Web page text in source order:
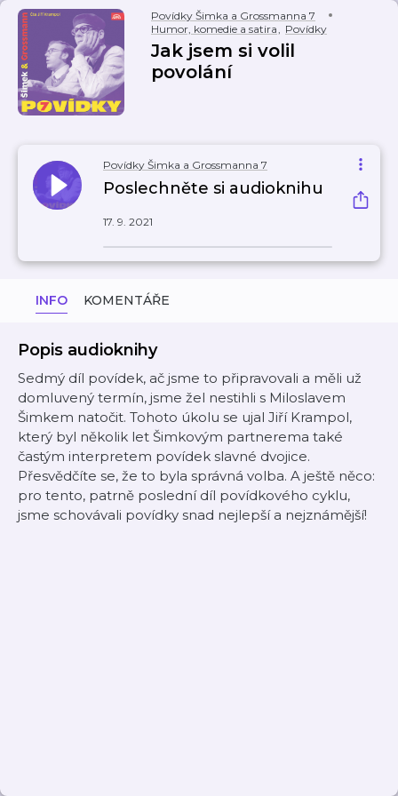
Povídky Šimka a Grossmanna 7
Humor, komedie a satira, Povídky
Jak jsem si volil
povolání
Povídky Šimka a Grossmanna 7
Poslechněte si audioknihu
17. 9. 2021
INFO KOMENTÁŘE
Popis audioknihy
Sedmý díl povídek, ač jsme to připravovali a měli už
domluvený termín, jsme žel nestihli s Miloslavem
Šimkem natočit. Tohoto úkolu se ujal Jiří Krampol,
který byl několik let Šimkovým partnerema také
častým interpretem povídek slavné dvojice.
Přesvědčíte se, že to byla správná volba. A ještě něco:
pro tento, patrně poslední díl povídkového cyklu,
jsme schovávali povídky snad nejlepší a nejznámější!